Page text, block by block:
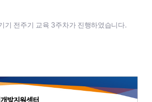
기 전주기 교육 3주차가 진행하였습니다.